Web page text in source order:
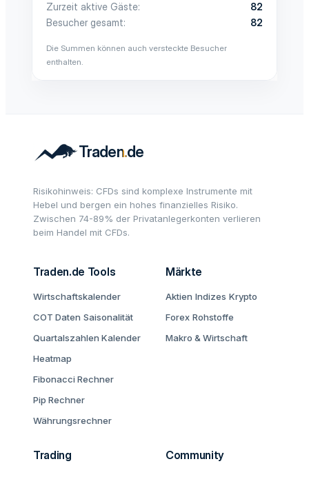
Zurzeit aktive Gäste
82
Besucher gesamt
82
Die Summen können auch versteckte Besucher
enthalten.
Risikohinweis: CFDs sind komplexe Instrumente mit
Hebel und bergen ein hohes finanzielles Risiko.
Zwischen 74-89% der Privatanlegerkonten verlieren
beim Handel mit CFDs.
Traden.de Tools
Wirtschaftskalender
COT Daten Saisonalität
Quartalszahlen Kalender
Heatmap
Fibonacci Rechner
Pip Rechner
Währungsrechner
Märkte
Aktien Indizes Krypto
Forex Rohstoffe
Makro & Wirtschaft
Trading Community